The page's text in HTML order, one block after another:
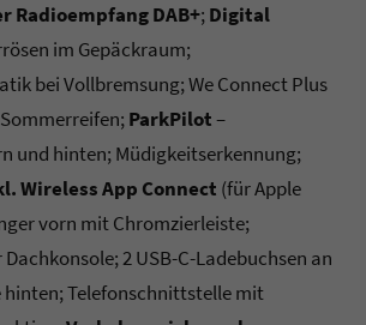
Radioempfang DAB+;Digital
im Gepäckraum;
bei Vollbremsung; We Connect Plus
ParkPilot–
und hinten; Müdigkeitserkennung;
Wireless App Connect (für Apple
vorn mit Chromzierleiste;
2 USB-C-Ladebuchsen an
Telefonschnittstelle mit